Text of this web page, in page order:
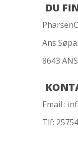
DU
Ans
8643
Email :
Tlf: